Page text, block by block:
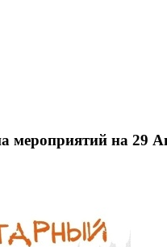
мероприятий на 29